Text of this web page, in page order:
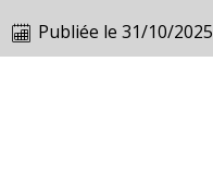
Publiée le 31/10/2025